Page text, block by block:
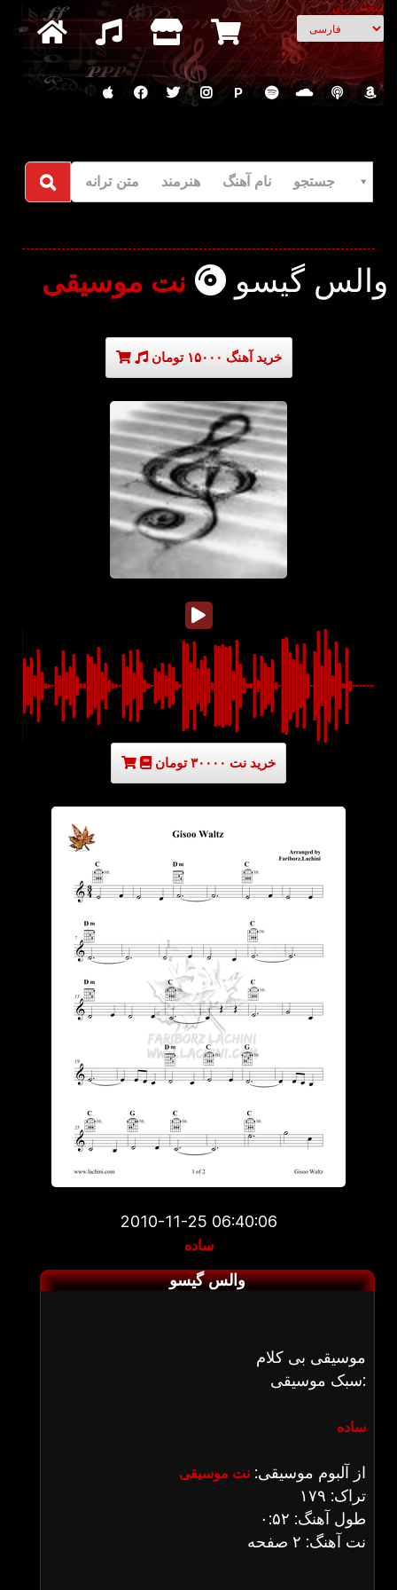
انتخاب زبان
P
جستجو نام آهنگ هنرمند متن ترانه
والس گیسو نت موسیقی
خرید آهنگ ۱۵۰۰۰ تومان
خرید نت ۳۰۰۰۰ تومان
2010-11-25 06:40:06
ساده
والس گیسو
موسیقی بی کلام
سبک موسیقی:
ساده
از آلبوم موسیقی: نت موسیقی
تراک: ۱۷۹
طول آهنگ: ۰:۵۲
نت آهنگ: ۲ صفحه